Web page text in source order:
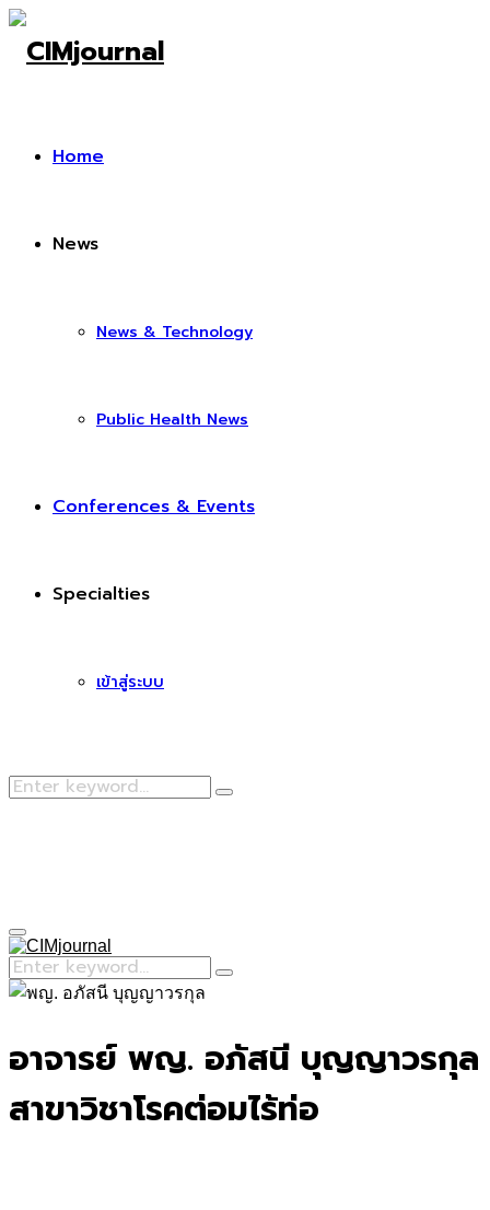
Home
News
News & Technology
Public Health News
Conferences & Events
Specialties
เข้าสู่ระบบ
Search
Search
Primary
Menu
Search
for:
Search
อาจารย์ พญ. อภัสนี บุญญาวรกุล
สาขาวิชาโรคต่อมไร้ท่อ